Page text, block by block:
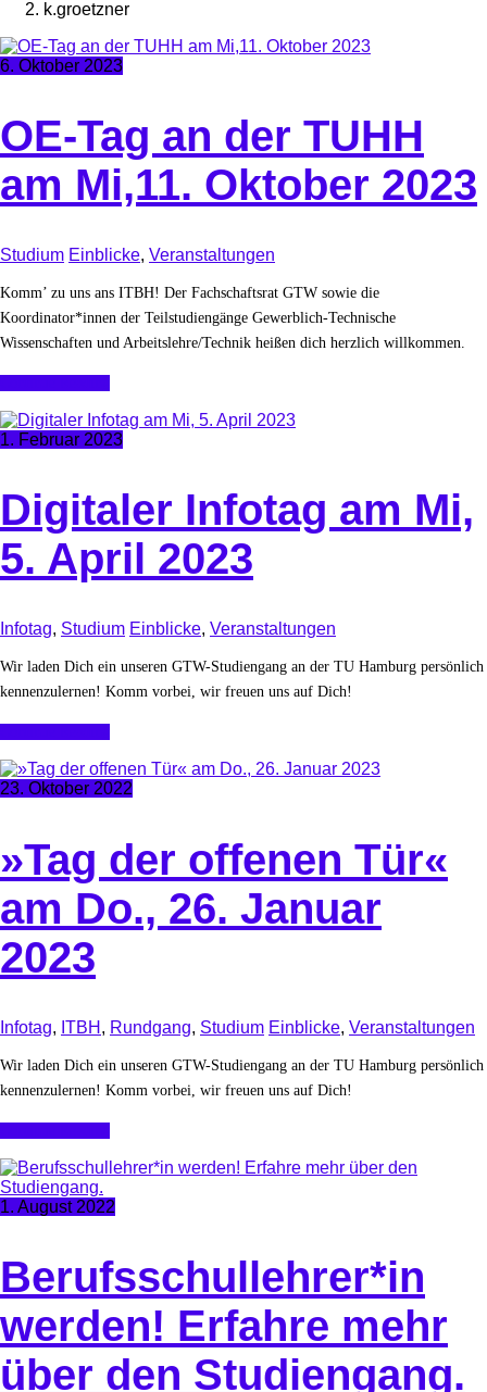
k.groetzner
6. Oktober 2023
OE-Tag an der TUHH
am Mi,11. Oktober 2023
Studium Einblicke, Veranstaltungen
Komm’ zu uns ans ITBH! Der Fachschaftsrat GTW sowie die
Koordinator*innen der Teilstudiengänge Gewerblich-Technische
Wissenschaften und Arbeitslehre/Technik heißen dich herzlich willkommen.
1. Februar 2023
Digitaler Infotag am Mi,
5. April 2023
Infotag, Studium Einblicke, Veranstaltungen
Wir laden Dich ein unseren GTW-Studiengang an der TU Hamburg persönlich
kennenzulernen! Komm vorbei, wir freuen uns auf Dich!
23. Oktober 2022
»Tag der offenen Tür«
am Do., 26. Januar
2023
Infotag, ITBH , Rundgang, Studium Einblicke, Veranstaltungen
Wir laden Dich ein unseren GTW-Studiengang an der TU Hamburg persönlich
kennenzulernen! Komm vorbei, wir freuen uns auf Dich!
1. August 2022
Berufsschullehrer*in
werden! Erfahre mehr
über den Studiengang.